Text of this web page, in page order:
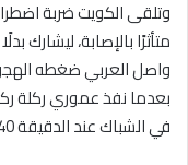
متأثرًا بالإصابة، ليشارك
واصل العربي ضغطه
بعدما نفذ عموري ركلة
في الشباك عند الدقيقة 40، مسجلاً الهدف الثاني.